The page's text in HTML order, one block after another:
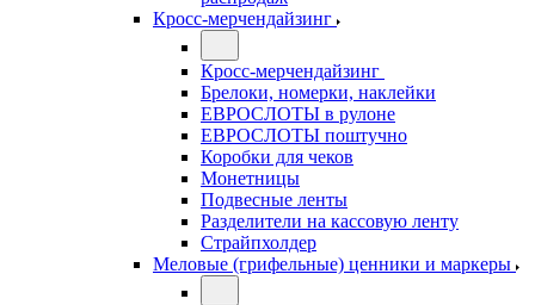
Кросс-мерчендайзинг
Кросс-мерчендайзинг
Брелоки, номерки, наклейки
ЕВРОСЛОТЫ в рулоне
ЕВРОСЛОТЫ поштучно
Коробки для чеков
Монетницы
Подвесные ленты
Разделители на кассовую ленту
Страйпхолдер
Меловые (грифельные) ценники и маркеры